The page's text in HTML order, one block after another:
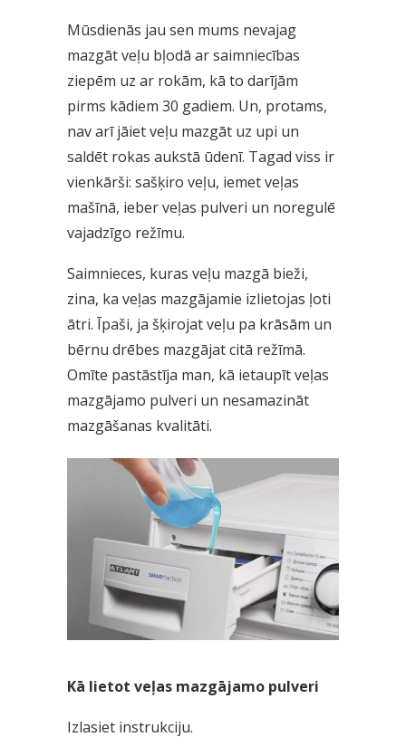
Mūsdienās jau sen mums nevajag
mazgāt veļu bļodā ar saimniecības
ziepēm uz ar rokām, kā to darījām
pirms kādiem 30 gadiem. Un, protams,
nav arī jāiet veļu mazgāt uz upi un
saldēt rokas aukstā ūdenī. Tagad viss ir
vienkārši: sašķiro veļu, iemet veļas
mašīnā, ieber veļas pulveri un noregulē
vajadzīgo režīmu.
Saimnieces, kuras veļu mazgā bieži,
zina, ka veļas mazgājamie izlietojas ļoti
ātri. Īpaši, ja šķirojat veļu pa krāsām un
bērnu drēbes mazgājat citā režīmā.
Omīte pastāstīja man, kā ietaupīt veļas
mazgājamo pulveri un nesamazināt
mazgāšanas kvalitāti.
Kā lietot veļas mazgājamo pulveri
Izlasiet instrukciju.